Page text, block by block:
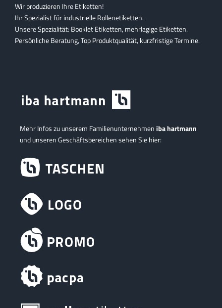
Wir produzieren Ihre Etiketten!
Ihr Spezialist für industrielle Rollenetiketten.
Unsere Spezialität: Booklet Etiketten, mehrlagige Etiketten.
Persönliche Beratung, Top Produktqualität, kurzfristige Termine.
Mehr Infos zu unserem Familienunternehmeniba hartmann
und unseren Geschäftsbereichen sehen Sie hier: